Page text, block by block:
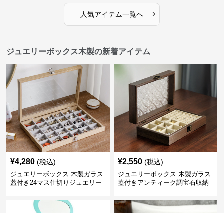
人気アイテム一覧へ ›
ジュエリーボックス木製の新着アイテム
¥4,280 (税込)
ジュエリーボックス 木製ガラス
蓋付き24マス仕切りジュエリー
¥2,550 (税込)
ジュエリーボックス 木製ガラス
蓋付きアンティーク調宝石収納